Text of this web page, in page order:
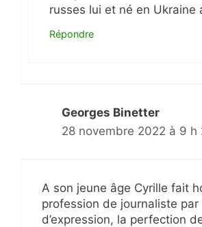
russes lui et né en Ukraine
Répondre
Georges Binetter
28 novembre 2022 à 9 h
A son jeune âge Cyrille fait
profession de journaliste
d’expression, la perfection